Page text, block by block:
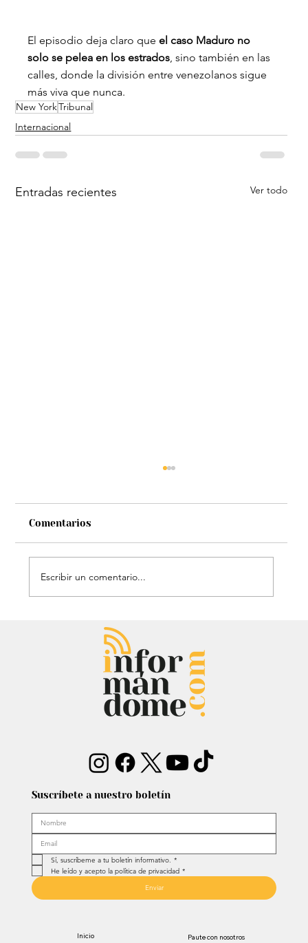
El episodio deja claro que el caso Maduro no
solo se pelea en los estrados, sino también en las
calles, donde la división entre venezolanos sigue
más viva que nunca.
New YorkTribunal
Internacional
Entradas recientes Ver todo
Audiencia de Maduro en Estados
Unidos: Debate por fondos para su
defensa marca el proceso
Comentarios
Escribir un comentario...
Suscríbete a nuestro boletín
Sí, suscríbeme a tu boletín informativo. *
He leído y acepto la política de privacidad *
Enviar
Inicio Paute con nosotros